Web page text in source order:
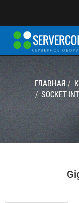
Telegram:
Тел: (90) 932-18-00
ГЛАВНАЯ
SOCKET